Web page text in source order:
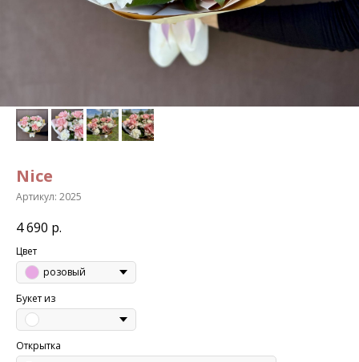
Nice
Артикул: 2025
4 690 р.
Цвет
розовый
Букет из
Открытка